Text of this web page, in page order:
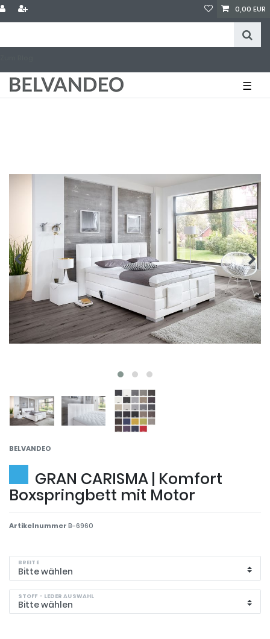
0,00 EUR
☰
BELVANDEO
GRAN CARISMA | Komfort
Boxspringbett mit Motor
ArtikelnummerB-6960
BREITE
STOFF - LEDER AUSWAHL